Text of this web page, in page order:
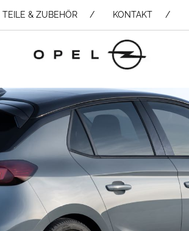
TEILE & ZUBEHÖR / KONTAKT